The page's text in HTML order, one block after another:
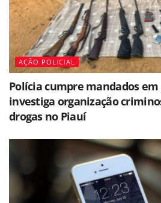
AÇÃO POLICIAL
Polícia cumpre mandados
investiga organização
drogas no Piauí